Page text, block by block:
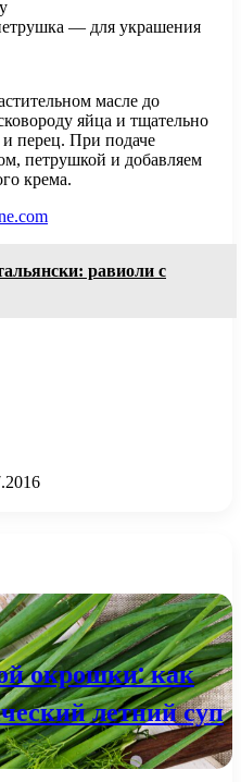
— для украшения
масле до
яйца и тщательно
перец. При подаче
петрушкой и добавляем
крема.
равиоли с
окрошки: как
летний суп